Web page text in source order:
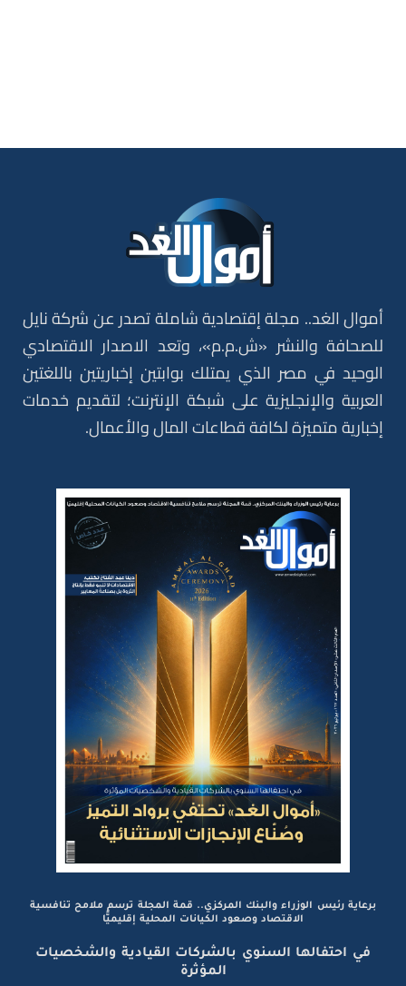
أموال الغد.. مجلة إقتصادية شاملة تصدر عن شركة نايل
للصحافة والنشر «ش.م.م»، وتعد الاصدار الاقتصادي
الوحيد في مصر الذي يمتلك بوابتين إخباريتين باللغتين
العربية والإنجليزية على شبكة الإنترنت؛ لتقديم خدمات
إخبارية متميزة لكافة قطاعات المال والأعمال.
برعاية رئيس الوزراء والبنك المركزي.. قمة المجلة ترسم ملامح تنافسية
الاقتصاد وصعود الكيانات المحلية إقليميًّا
في احتفالها السنوي بالشركات القيادية والشخصيات
المؤثرة